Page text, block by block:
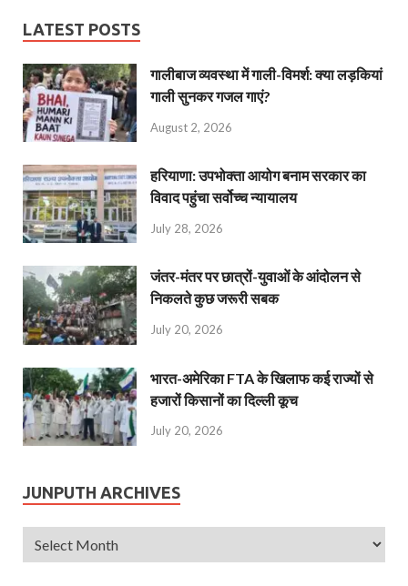
LATEST POSTS
गालीबाज व्‍यवस्‍था में गाली-विमर्श: क्या लड़कियां
गाली सुनकर गजल गाएं?
August 2, 2026
हरियाणा: उपभोक्ता आयोग बनाम सरकार का
विवाद पहुंचा सर्वोच्च न्यायालय
July 28, 2026
जंतर-मंतर पर छात्रों-युवाओं के आंदोलन से
निकलते कुछ जरूरी सबक
July 20, 2026
भारत-अमेरिका FTA के खिलाफ कई राज्यों से
हजारों किसानों का दिल्ली कूच
July 20, 2026
JUNPUTH ARCHIVES